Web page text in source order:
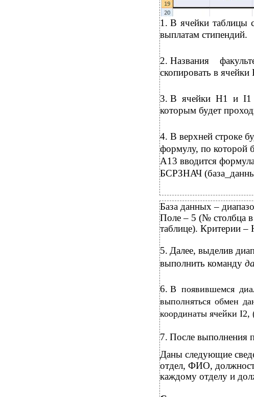
1. В ячейки таблицы
выплатам стипендий.
2. Названия
скопировать в ячейки
3. В ячейки H1 и I1
которым будет
4. В верхней строке
формулу, по которой
A13 вводится
БСРЗНАЧ
База данных –
Поле – 5 (№ столбца
таблице). Критерии –
5. Далее, выделив
выполнить команду
6. В появившемся
выполняться обмен
координаты ячейки I2,
7. После выполнения
Даны следующие
отдел, ФИО,
каждому отделу и